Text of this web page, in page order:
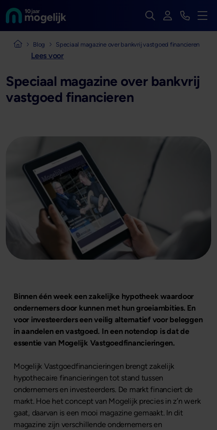
Naar de homepage van Zoek op de hele
InloggenBekijk
Menu
Naar de homepage van Mogelijk Vastgoedfinancieringen
Blog Speciaal magazine over bankvrij vastgoed financieren
Lees voor
Speciaal magazine over bankvrij
vastgoed financieren
Binnen één week een zakelijke hypotheek waardoor
ondernemers door kunnen met hun groeiambities. En
voor investeerders een veilig alternatief voor beleggen
in aandelen en vastgoed. In een notendop is dat de
essentie van Mogelijk Vastgoedfinancieringen.
Mogelijk Vastgoedfinancieringen brengt zakelijk
hypothecaire financieringen tot stand tussen
ondernemers en investeerders. De markt financiert de
markt. Hoe het concept van Mogelijk precies in z’n werk
gaat, daarvan is een mooi magazine gemaakt. In dit
magazine zijn verschillende ondernemers en